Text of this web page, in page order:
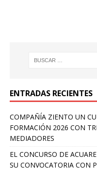
ENTRADAS RECIENTES
COMPAÑÍA ZIENTO UN
FORMACIÓN 2026 CON
MEDIADORES
EL CONCURSO DE
SU CONVOCATORIA CON